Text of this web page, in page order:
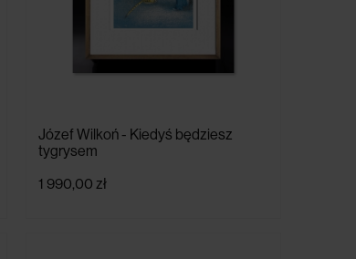
Józef Wilkoń - Kiedyś będziesz
tygrysem
1 990,00 zł